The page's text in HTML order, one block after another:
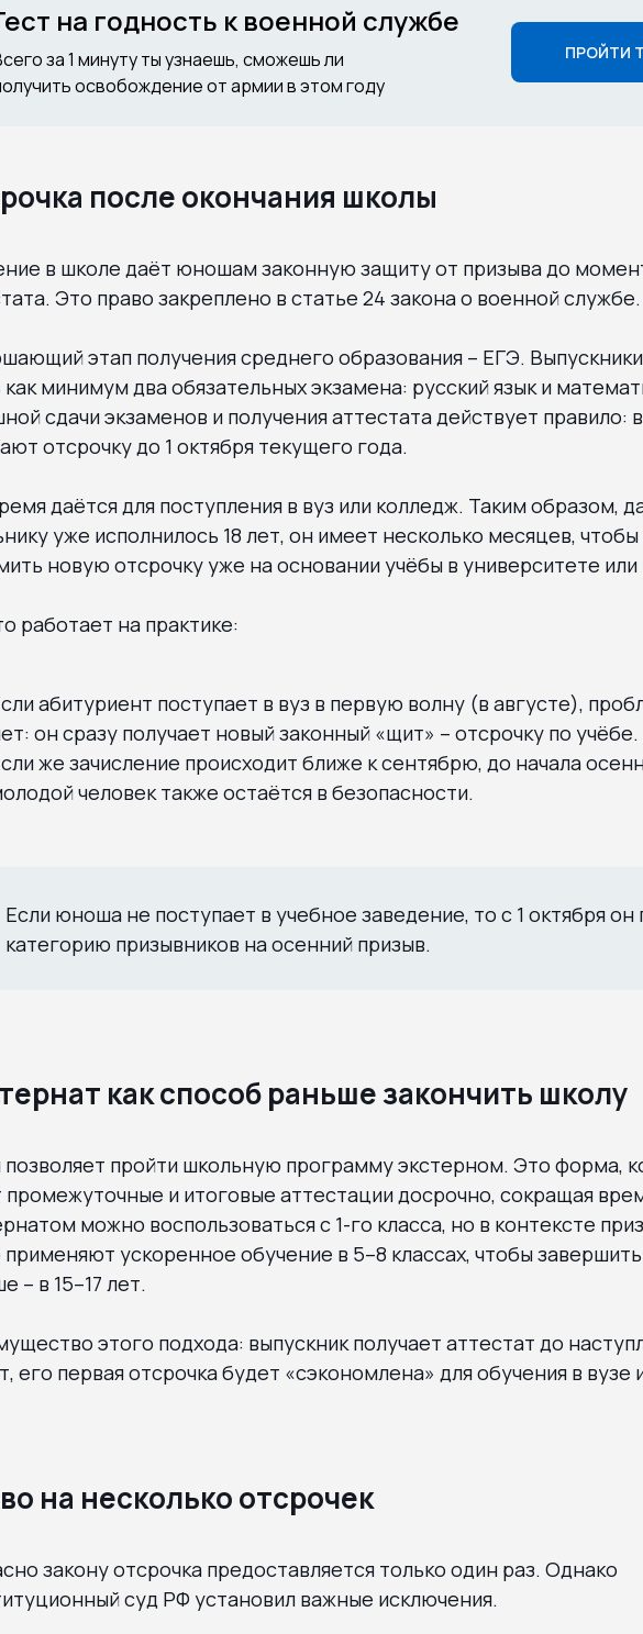
ПРОЙТИ
на годность к военной службе
за 1 минуту ты узнаешь, сможешь ли
освобождение от армии в этом году
после окончания школы
в школе даёт юношам законную защиту от призыва до
Это право закреплено в статье 24 закона о военной службе.
этап получения среднего образования – ЕГЭ.
как минимум два обязательных экзамена: русский язык и
сдачи экзаменов и получения аттестата действует правило:
отсрочку до 1 октября текущего года.
даётся для поступления в вуз или колледж. Таким образом,
уже исполнилось 18 лет, он имеет несколько месяцев, чтобы
новую отсрочку уже на основании учёбы в университете
работает на практике:
абитуриент поступает в вуз в первую волну (в августе),
он сразу получает новый законный «щит» – отсрочку по учёбе.
же зачисление происходит ближе к сентябрю, до начала
человек также остаётся в безопасности.
Если юноша не поступает в учебное заведение, то с 1 октября он
категорию призывников на осенний призыв.
как способ раньше закончить школу
позволяет пройти школьную программу экстерном. Это форма,
промежуточные и итоговые аттестации досрочно, сокращая
можно воспользоваться с 1-го класса, но в контексте
применяют ускоренное обучение в 5–8 классах, чтобы
– в 15–17 лет.
этого подхода: выпускник получает аттестат до
его первая отсрочка будет «сэкономлена» для обучения в вузе
на несколько отсрочек
закону отсрочка предоставляется только один раз. Однако
суд РФ установил важные исключения.